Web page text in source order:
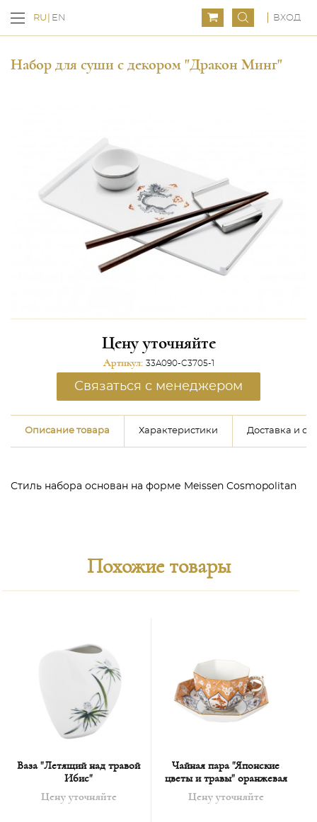
RU EN ВХОД
Набор для суши с декором "Дракон Минг"
Цену уточняйте
Артикул: 33A090-C3705-1
Связаться с менеджером
Описание товара Характеристики Доставка и
Стиль набора основан на форме Meissen Cosmopolitan
Похожие товары
Ваза "Летящий над травой
Ибис"
Цену уточняйте
Чайная пара "Японские
цветы и травы" оранжевая
Цену уточняйте